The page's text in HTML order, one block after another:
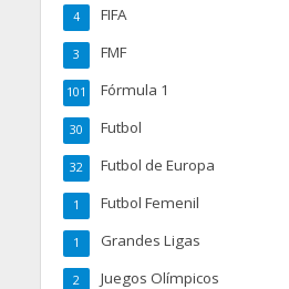
FIFA
4
FMF
3
Fórmula 1
101
Futbol
30
Futbol de Europa
32
Futbol Femenil
1
Grandes Ligas
1
Juegos Olímpicos
2